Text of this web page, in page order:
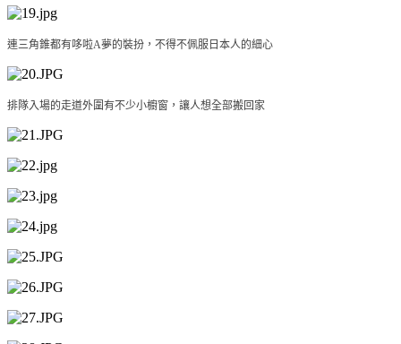
連三角錐都有哆啦A夢的裝扮，不得不佩服日本人的細心
排隊入場的走道外圍有不少小櫥窗，讓人想全部搬回家